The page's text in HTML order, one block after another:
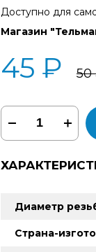
Доступно для
Магазин
45 ₽ 50
Диаметр
Страна-